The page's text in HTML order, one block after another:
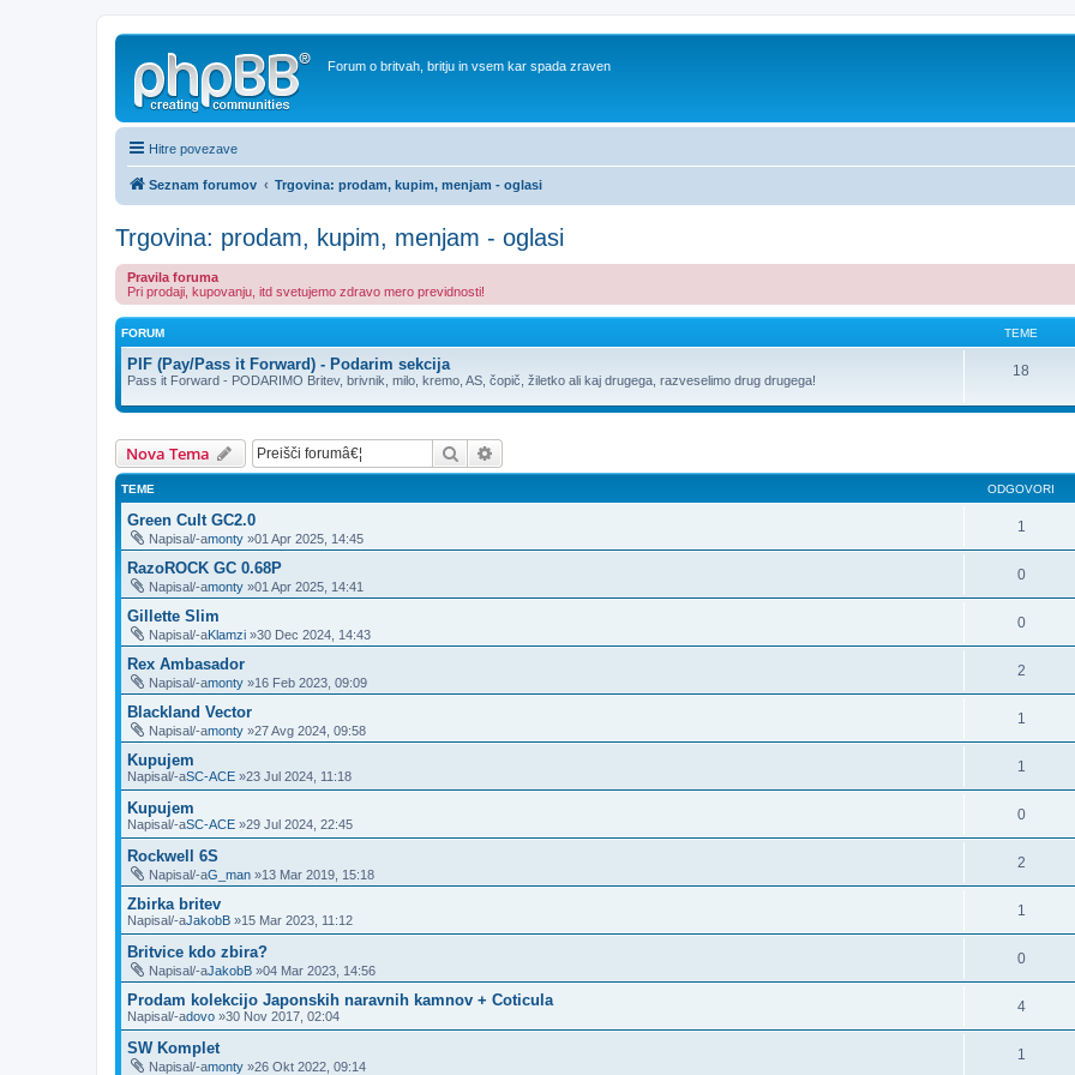
Forum o britvah, britju in vsem kar spada zraven
Hitre povezave
Seznam forumov Trgovina: prodam, kupim, menjam - oglasi
Trgovina: prodam, kupim, menjam - oglasi
Pravila foruma
Pri prodaji, kupovanju, itd svetujemo zdravo mero previdnosti!
FORUM TEME
PIF (Pay/Pass it Forward) - Podarim sekcija
Pass it Forward - PODARIMO Britev, brivnik, milo, kremo, AS, čopič, žiletko ali kaj drugega, razveselimo drug drugega!
18
Nova Tema Iskanje
TEME ODGOVORI
Green Cult GC2.0
Napisal/-amonty »01 Apr 2025, 14:45
1
RazoROCK GC 0.68P
Napisal/-amonty »01 Apr 2025, 14:41
0
Gillette Slim
Napisal/-aKlamzi »30 Dec 2024, 14:43
0
Rex Ambasador
Napisal/-amonty »16 Feb 2023, 09:09
2
Blackland Vector
Napisal/-amonty »27 Avg 2024, 09:58
1
Kupujem
Napisal/-aSC-ACE »23 Jul 2024, 11:18
1
Kupujem
Napisal/-aSC-ACE »29 Jul 2024, 22:45
0
Rockwell 6S
Napisal/-aG_man »13 Mar 2019, 15:18
2
Zbirka britev
Napisal/-aJakobB »15 Mar 2023, 11:12
1
Britvice kdo zbira?
Napisal/-aJakobB »04 Mar 2023, 14:56
0
Prodam kolekcijo Japonskih naravnih kamnov + Coticula
Napisal/-adovo »30 Nov 2017, 02:04
4
SW Komplet
Napisal/-amonty »26 Okt 2022, 09:14
1